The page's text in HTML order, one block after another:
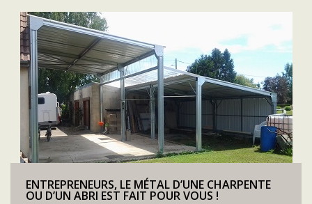
ENTREPRENEURS, LE MÉTAL D’UNE CHARPENTE
OU D’UN ABRI EST FAIT POUR VOUS !